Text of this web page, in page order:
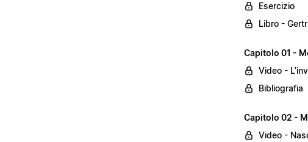
Esercizio
Libro -
Capitolo 01 -
Video -
Bibliografia
Capitolo 02 -
Video -